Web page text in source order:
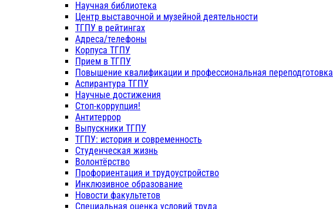
Научная библиотека
Центр выставочной и музейной деятельности
ТГПУ в рейтингах
Адреса/телефоны
Корпуса ТГПУ
Прием в ТГПУ
Повышение квалификации и профессиональная переподготовка
Аспирантура ТГПУ
Научные достижения
Стоп-коррупция!
Антитеррор
Выпускники ТГПУ
ТГПУ: история и современность
Студенческая жизнь
Волонтёрство
Профориентация и трудоустройство
Инклюзивное образование
Новости факультетов
Специальная оценка условий труда